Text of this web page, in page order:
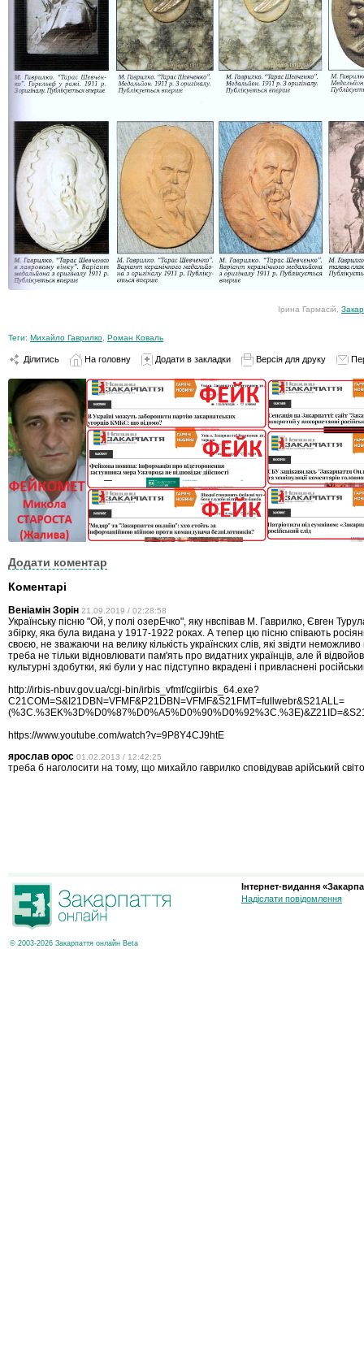
Ірина Гармасій,
Теги: Михайло Гаврилко Роман Коваль
Ділитись На головну Додати в закладки Версія для друку
Додати коментар
Коментарі
Веніамін Зорін 21.09.2019 / 02:28:58
Українську пісню "Ой, у полі озерЕчко", яку нвспівав М. Гаврилко, Євген
збірку, яка була видана у 1917-1922 роках. А тепер цю пісню співають
своєю, не зважаючи на велику кількість українских слів, які звідти
треба не тільки відновлювати пам'ять про видатних українців, але й
культурні здобутки, які були у нас підступно вкрадені і привласнені
http://irbis-nbuv.gov.ua/cgi-bin/irbis_vfmf/cgiirbis_64.exe?
C21COM=S&I21DBN=VFMF&P21DBN=VFMF&S21FMT=fullwebr&S21ALL=
https://www.youtube.com/watch?v=9P8Y4CJ9htE
ярослав орос 01.02.2013 / 12:42:25
треба б наголосити на тому, що михайло гаврилко сповідував арійський
© 2003-2026 Закарпаття онлайн Beta
Інтернет-видання
Надіслати повідомлення